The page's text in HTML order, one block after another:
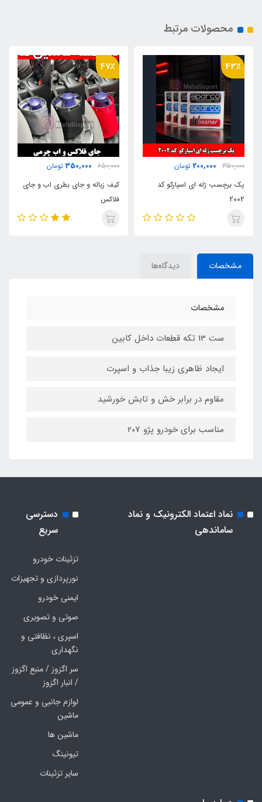
محصولات مرتبط
47٪
650,000
350,000 تومان
کیف زباله و جای بطری اب و جای
فلاکس
34٪
150,000
100,000 تومان
کیسه زباله داخل خودرو
مشخصات دیدگاه‌ها
مشخصات
ست 13 تکه قطعات داخل کابین
ایجاد ظاهری زیبا جذاب و اسپرت
مقاوم در برابر خش و تابش خورشید
مناسب برای خودرو پژو 207
نماد اعتماد الکترونیک و نماد
ساماندهی
دسترسی
سریع
تزئینات خودرو
نورپردازی و تجهیزات
ایمنی خودرو
صوتی و تصویری
اسپری ، نظافتی و
نگهداری
سر اگزوز / منبع اگزوز
/ انبار اگزوز
لوازم جانبی و عمومی
ماشین
ماشین ها
تیونینگ
سایر تزئینات